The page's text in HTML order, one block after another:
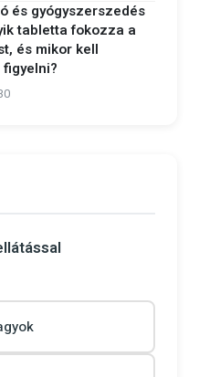
és gyógyszerszedés
tabletta fokozza a
és mikor kell